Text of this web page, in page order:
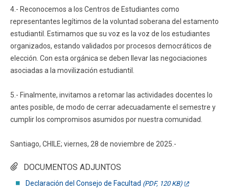
DOCUMENTOS ADJUNTOS
Declaración del Consejo de Facultad (PDF, 120 KB)
4.- Reconocemos a los Centros de Estudiantes como
representantes legítimos de la voluntad soberana del estamento
estudiantil. Estimamos que su voz es la voz de los estudiantes
organizados, estando validados por procesos democráticos de
elección. Con esta orgánica se deben llevar las negociaciones
asociadas a la movilización estudiantil.
5.- Finalmente, invitamos a retomar las actividades docentes lo
antes posible, de modo de cerrar adecuadamente el semestre y
cumplir los compromisos asumidos por nuestra comunidad.
Santiago, CHILE; viernes, 28 de noviembre de 2025.-